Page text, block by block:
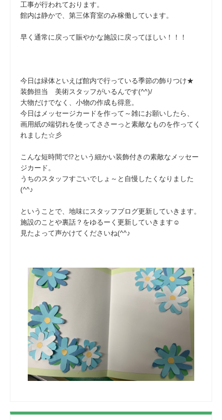
工事が行われております。
館内は静かで、第三体育室のみ稼働しています。
早く通常に戻って賑やかな施設に戻ってほしい！！！
今日は緑体といえば館内で行っている季節の飾りつけ★
装飾担当 美術スタッフがいるんです(^^)/
大物だけでなく、小物の作成も得意。
今日はメッセージカードを作って～雑にお願いしたら、
画用紙の端切れを使ってささーっと素敵なものを作ってく
れました☆彡
こんな短時間で⁉という細かい装飾付きの素敵なメッセー
ジカード。
うちのスタッフすごいでしょ～と自慢したくなりました
(^^♪
ということで、地味にスタッフブログ更新していきます。
施設のことや裏話？をゆるーく更新していきます☺
見たよって声かけてくださいね(^^♪